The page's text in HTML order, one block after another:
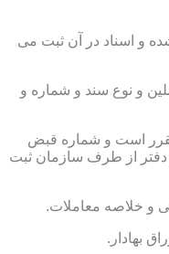
و اسناد در آن ثبت می
و نوع سند و شماره و
مقرر است و شماره قبض
دفتر از طرف سازمان ثبت